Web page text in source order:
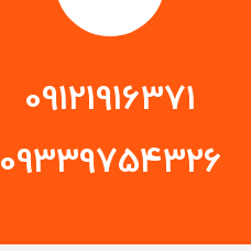
09121916371
09339754326